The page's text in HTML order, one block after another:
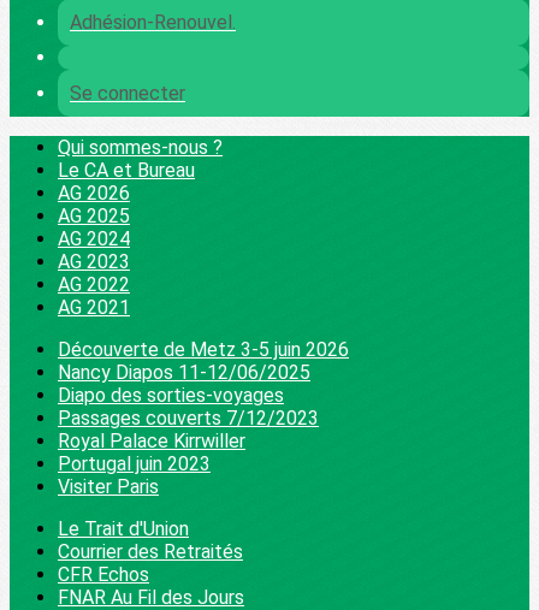
Adhésion-Renouvel.
Se connecter
Qui sommes-nous ?
Le CA et Bureau
AG 2026
AG 2025
AG 2024
AG 2023
AG 2022
AG 2021
Découverte de Metz 3-5 juin 2026
Nancy Diapos 11-12/06/2025
Diapo des sorties-voyages
Passages couverts 7/12/2023
Royal Palace Kirrwiller
Portugal juin 2023
Visiter Paris
Le Trait d'Union
Courrier des Retraités
CFR Echos
FNAR Au Fil des Jours